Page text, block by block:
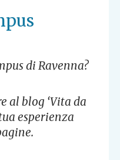
di Ravenna?
al blog ‘Vita da
esperienza